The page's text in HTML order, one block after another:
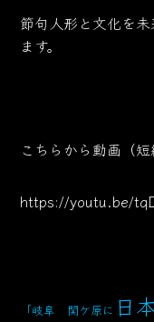
節句人形と文化を
ます。
こちらから動画（短
https://youtu.be/
「岐阜 関ケ原に 日